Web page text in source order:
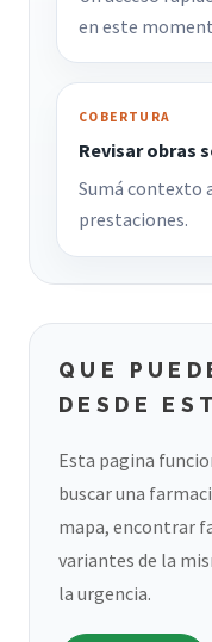
en este
COBERTURA
Revisar obras
Sumá contexto
prestaciones.
QUE
DESDE
Esta pagina
buscar una
mapa, encontrar
variantes de la
la urgencia.